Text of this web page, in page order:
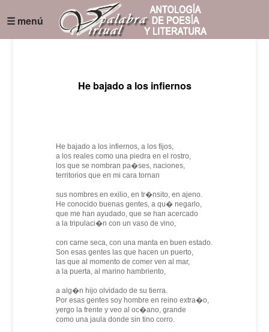
☰ menú
He bajado a los infiernos
He bajado a los infiernos, a los fijos,
a los reales como una piedra en el rostro,
los que se nombran pa�ses, naciones,
territorios que en mi cara tornan
sus nombres en exilio, en tr�nsito, en ajeno.
He conocido buenas gentes, a qu� negarlo,
que me han ayudado, que se han acercado
a la tripulaci�n con un vaso de vino,
con carne seca, con una manta en buen estado.
Son esas gentes las que hacen un puerto,
las que al momento de comer ven al mar,
a la puerta, al marino hambriento,
a alg�n hijo olvidado de su tierra.
Por esas gentes soy hombre en reino extra�o,
yergo la frente y veo al oc�ano, grande
como una jaula donde sin tino corro.